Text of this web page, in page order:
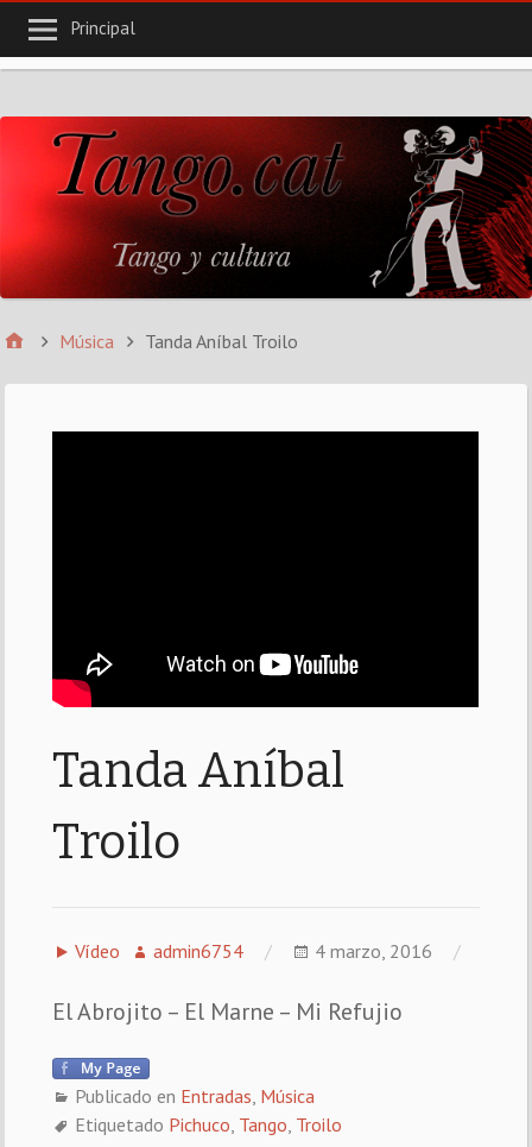
Principal
Música Tanda Aníbal Troilo
Tanda Aníbal
Troilo
Vídeo admin6754 4 marzo, 2016
El Abrojito – El Marne – Mi Refujio
Publicado en Entradas Música
Etiquetado Pichuco Tango Troilo